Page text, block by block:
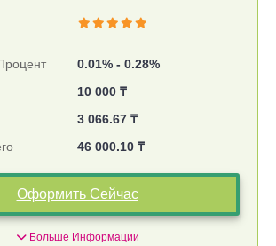
0.01% - 0.28%
10 000 ₸
3 066.67 ₸
46 000.10 ₸
Оформить Сейчас
Больше Информации